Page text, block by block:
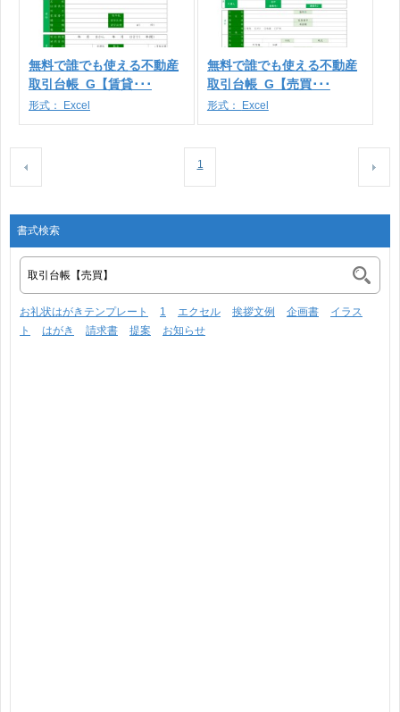
無料で誰でも使える不動産
取引台帳_G【賃貸･･･
形式： Excel
無料で誰でも使える不動産
取引台帳_G【売買･･･
形式： Excel
1
書式検索
お礼状はがきテンプレート 1 エクセル 挨拶文例 企画書
イラス
ト
はがき 請求書 提案 お知らせ